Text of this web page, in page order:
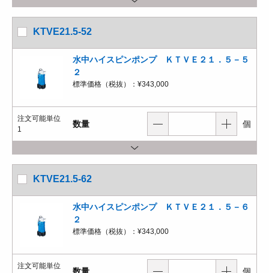
KTVE21.5-52
水中ハイスピンポンプ ＫＴＶＥ２１．５－５
２
標準価格（税抜）： ¥343,000
注文可能単位
1
数量 個
KTVE21.5-62
水中ハイスピンポンプ ＫＴＶＥ２１．５－６
２
標準価格（税抜）： ¥343,000
注文可能単位
数量 個